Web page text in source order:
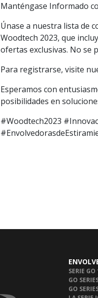
Manténgase Informado
Únase a nuestra lista de
Woodtech 2023, que
ofertas exclusivas. No se
Para registrarse, visite
Esperamos con
posibilidades en
#Woodtech2023
SERIE
GO
GO